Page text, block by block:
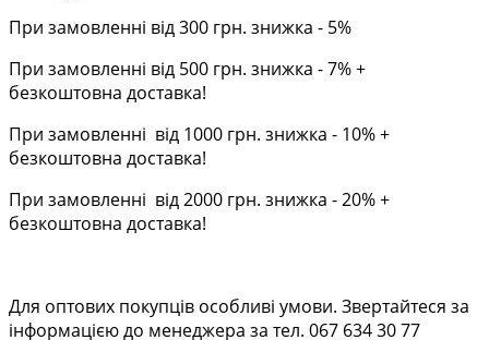
При замовленні від 300 грн. знижка - 5%
При замовленні від 500 грн. знижка - 7% +
безкоштовна доставка!
При замовленні від 1000 грн. знижка - 10% +
безкоштовна доставка!
При замовленні від 2000 грн. знижка - 20% +
безкоштовна доставка!
Для оптових покупців особливі умови. Звертайтеся за
інформацією до менеджера за тел. 067 634 30 77